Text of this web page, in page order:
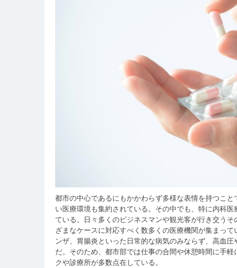
都市の中心であるにもかかわらず多様な表情を持つこ
い医療環境も集約されている。 その中でも、特に内科
ている。日々多くのビジネスマンや観光客が行き交う
ざまなケースに対応すべく数多くの医療機関が集まっ
ンザ、胃腸炎といった日常的な病気のみならず、高血
だ。そのため、都市部では仕事の合間や休憩時間に手
クや診療所が多数点在している。